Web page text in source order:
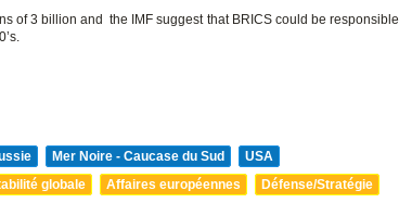
of 3 billion and the IMF suggest that BRICS could be responsible
Mer Noire - Caucase du Sud
USA
globale
Affaires européennes Défense/Stratégie